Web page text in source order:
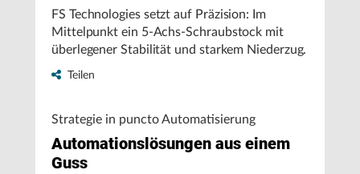
FS Technologies setzt auf Präzision: Im
Mittelpunkt ein 5-Achs-Schraubstock mit
überlegener Stabilität und starkem Niederzug.
Teilen
Strategie in puncto Automatisierung
Automationslösungen aus einem
Guss